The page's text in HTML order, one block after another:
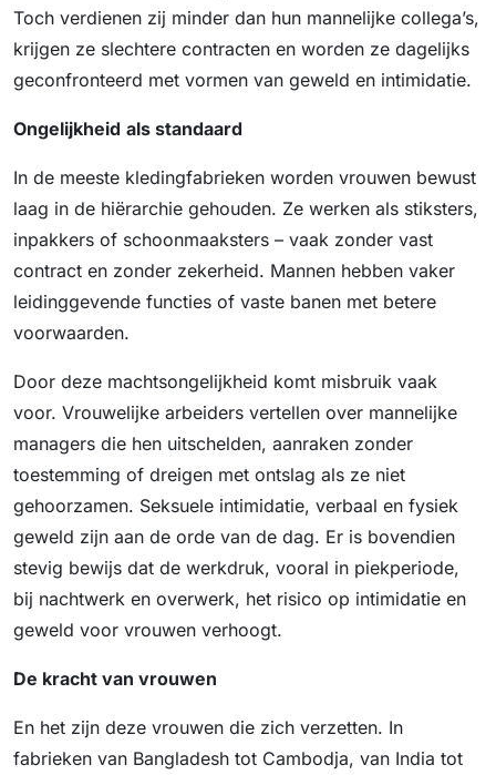
Toch verdienen zij minder dan hun mannelijke collega’s,
krijgen ze slechtere contracten en worden ze dagelijks
geconfronteerd met vormen van geweld en intimidatie.
Ongelijkheid als standaard
In de meeste kledingfabrieken worden vrouwen bewust
laag in de hiërarchie gehouden. Ze werken als stiksters,
inpakkers of schoonmaaksters – vaak zonder vast
contract en zonder zekerheid. Mannen hebben vaker
leidinggevende functies of vaste banen met betere
voorwaarden.
Door deze machtsongelijkheid komt misbruik vaak
voor. Vrouwelijke arbeiders vertellen over mannelijke
managers die hen uitschelden, aanraken zonder
toestemming of dreigen met ontslag als ze niet
gehoorzamen. Seksuele intimidatie, verbaal en fysiek
geweld zijn aan de orde van de dag. Er is bovendien
stevig bewijs dat de werkdruk, vooral in piekperiode,
bij nachtwerk en overwerk, het risico op intimidatie en
geweld voor vrouwen verhoogt.
De kracht van vrouwen
En het zijn deze vrouwen die zich verzetten. In
fabrieken van Bangladesh tot Cambodja, van India tot